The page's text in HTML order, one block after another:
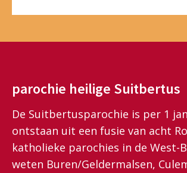
parochie heilige Suitbertus
De Suitbertusparochie is per 1
ontstaan uit een fusie van acht
katholieke parochies in de West-
weten Buren/Geldermalsen,